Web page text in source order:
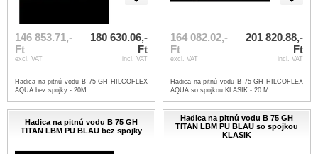
146 853.71,-
Ft
excl. VAT
180 630.06,-
Ft
incl. VAT
Hadica na pitnú vodu B 75 GH HILCOFLEX
AQUA bez spojky - 20M
164 082.02,-
Ft
excl. VAT
201 820.88,-
Ft
incl. VAT
Hadica na pitnú vodu B 75 GH HILCOFLEX
AQUA so spojkou KLASIK - 20 M
Hadica na pitnú vodu B 75 GH
TITAN LBM PU BLAU bez spojky
Hadica na pitnú vodu B 75 GH
TITAN LBM PU BLAU so spojkou
KLASIK